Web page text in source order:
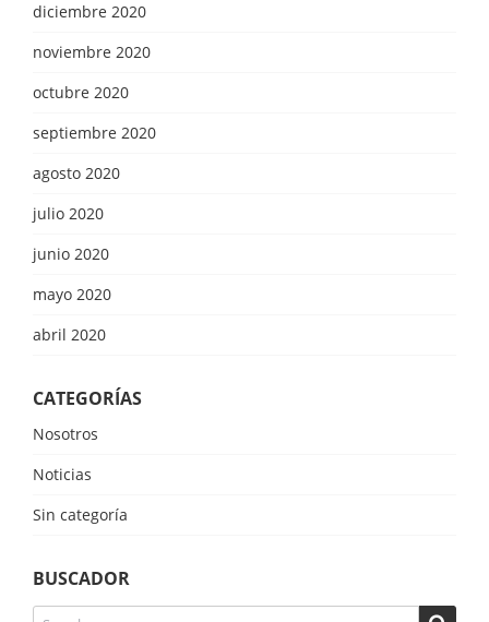
diciembre 2020
noviembre 2020
octubre 2020
septiembre 2020
agosto 2020
julio 2020
junio 2020
mayo 2020
abril 2020
CATEGORÍAS
Nosotros
Noticias
Sin categoría
BUSCADOR